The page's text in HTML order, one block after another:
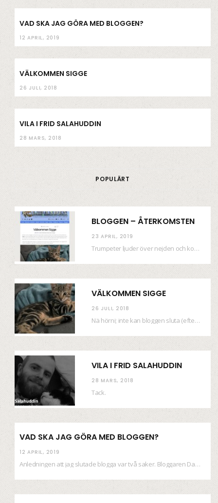
VAD SKA JAG GÖRA MED BLOGGEN?
12 APRIL, 2019
VÄLKOMMEN SIGGE
26 JULI, 2018
VILA I FRID SALAHUDDIN
28 MARS, 2018
POPULÄRT
BLOGGEN – ÅTERKOMSTEN
23 APRIL, 2019
Trumpeter ljuder över nejden och konfetti regnar längsmed husfasaderna – FREDEN ÄR HÄR! Eller ahem.…
VÄLKOMMEN SIGGE
26 JULI, 2018
Nä hörni; inte kan bloggen sluta (eftersom jag så sällan uppdaterar skiten) i sånt supermoll.…
VILA I FRID SALAHUDDIN
28 MARS, 2018
Tack.
VAD SKA JAG GÖRA MED BLOGGEN?
12 APRIL, 2019
Anledningen att jag slutade blogga var två saker. Bloggaren Daniel skrev ut checkar som personen…